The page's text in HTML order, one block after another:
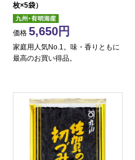
枚×5袋）
価格 5,650
家庭用人気No.1。味・香りともに
最高のお買い得品。